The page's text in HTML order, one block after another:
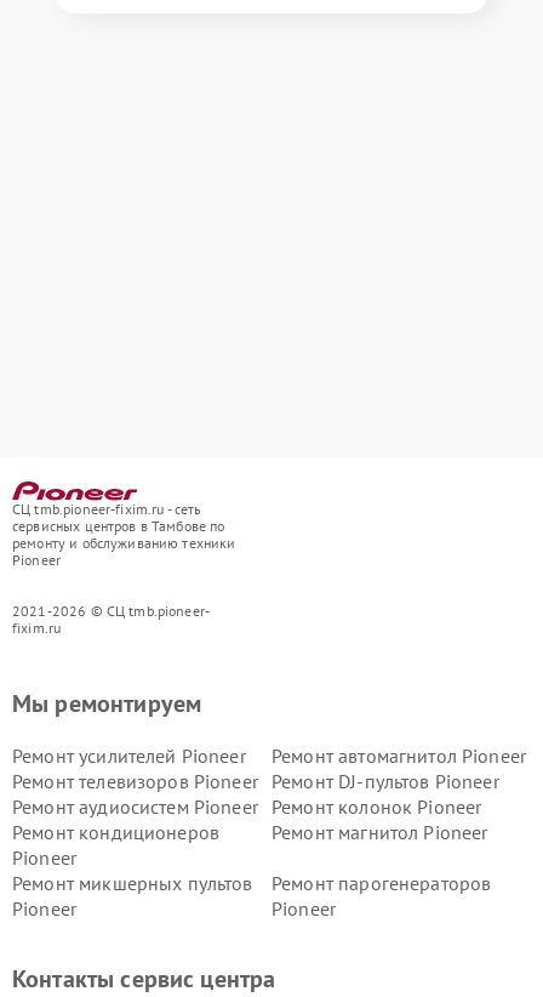
СЦ tmb.pioneer-fixim.ru - сеть
сервисных центров в Тамбове по
ремонту и обслуживанию техники
Pioneer
2021-2026 © СЦ tmb.pioneer-
fixim.ru
Мы ремонтируем
Ремонт усилителей Pioneer
Ремонт автомагнитол Pioneer
Ремонт телевизоров Pioneer
Ремонт DJ-пультов Pioneer
Ремонт аудиосистем Pioneer
Ремонт колонок Pioneer
Ремонт кондиционеров
Pioneer
Ремонт магнитол Pioneer
Ремонт микшерных пультов
Pioneer
Ремонт парогенераторов
Pioneer
Контакты сервис центра